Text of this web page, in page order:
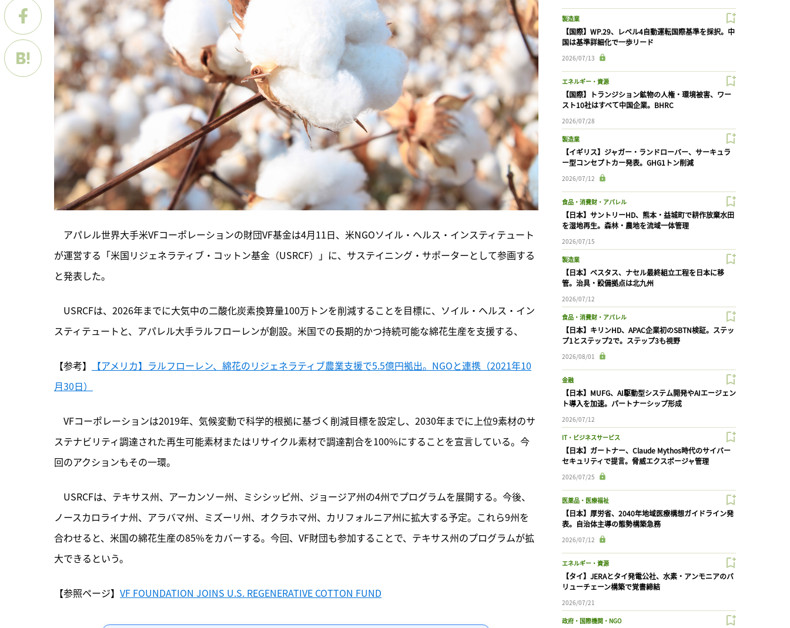
アパレル世界大手米VFコーポレーションの財団VF基金は4月11日、米NGOソイル・ヘルス・インスティテュート
が運営する「米国リジェネラティブ・コットン基金（USRCF）」に、サステイニング・サポーターとして参画する
と発表した。
USRCFは、 2026年までに大気中の二酸化炭素換算量100万トンを削減することを目標に、ソイル・ヘルス・イン
スティテュートと、アパレル大手ラルフローレンが創設。米国での長期的かつ持続可能な綿花生産を支援する、
【参考】
【アメリカ】ラルフローレン、綿花のリジェネラティブ農業支援で5.5億円拠出。NGOと連携（2021年10
月30日）
VFコーポレーションは2019年、気候変動で科学的根拠に基づく削減目標を設定し、2030年までに上位9素材のサ
ステナビリティ調達された再生可能素材またはリサイクル素材で調達割合を100%にすることを宣言している。今
回のアクションもその一環。
USRCFは、テキサス州、アーカンソー州、ミシシッピ州、ジョージア州の4州でプログラムを展開する。今後、
ノースカロライナ州、アラバマ州、ミズーリ州、オクラホマ州、カリフォルニア州に拡大する予定。これら9州を
合わせると、米国の綿花生産の85%をカバーする。今回、VF財団も参加することで、テキサス州のプログラムが拡
大できるという。
【参照ページ】 VF FOUNDATION JOINS U.S. REGENERATIVE COTTON FUND
製造業
【国際】WP.29、レベル4自動運転国際基準を採択。中
国は基準詳細化で一歩リード
2026/07/13
エネルギー・資源
【国際】トランジション鉱物の人権・環境被害、ワー
スト10社はすべて中国企業。BHRC
2026/07/28
製造業
【イギリス】ジャガー・ランドローバー、サーキュラ
ー型コンセプトカー発表。GHG1トン削減
2026/07/12
食品・消費財・アパレル
【日本】サントリーHD、熊本・益城町で耕作放棄水田
を湿地再生。森林・農地を流域一体管理
2026/07/15
製造業
【日本】ベスタス、ナセル最終組立工程を日本に移
管。治具・設備拠点は北九州
2026/07/12
食品・消費財・アパレル
【日本】キリンHD、APAC企業初のSBTN検証。ステッ
プ1とステップ2で。ステップ3も視野
2026/08/01
金融
【日本】MUFG、AI駆動型システム開発やAIエージェン
ト導入を加速。パートナーシップ形成
2026/07/12
IT・ビジネスサービス
【日本】ガートナー、Claude Mythos時代のサイバー
セキュリティで提言。脅威エクスポージャ管理
2026/07/25
医薬品・医療福祉
【日本】厚労省、2040年地域医療構想ガイドライン発
表。自治体主導の態勢構築急務
2026/07/12
エネルギー・資源
【タイ】JERAとタイ発電公社、水素・アンモニアのバ
リューチェーン構築で覚書締結
2026/07/21
政府・国際機関・NGO